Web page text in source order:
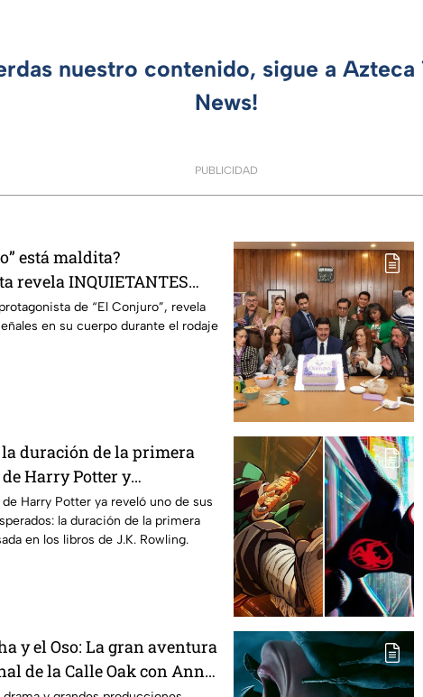
nuestro contenido, sigue a Azteca
News!
PUBLICIDAD
está maldita?
revela INQUIETANTES
cuerpo durante la
la película
de “El Conjuro”, revela
en su cuerpo durante el rodaje
duración de la primera
Harry Potter y
a los fans de los libros
Harry Potter ya reveló uno de sus
la duración de la primera
en los libros de J.K. Rowling.
y el Oso: La gran aventura
de la Calle Oak con Anne